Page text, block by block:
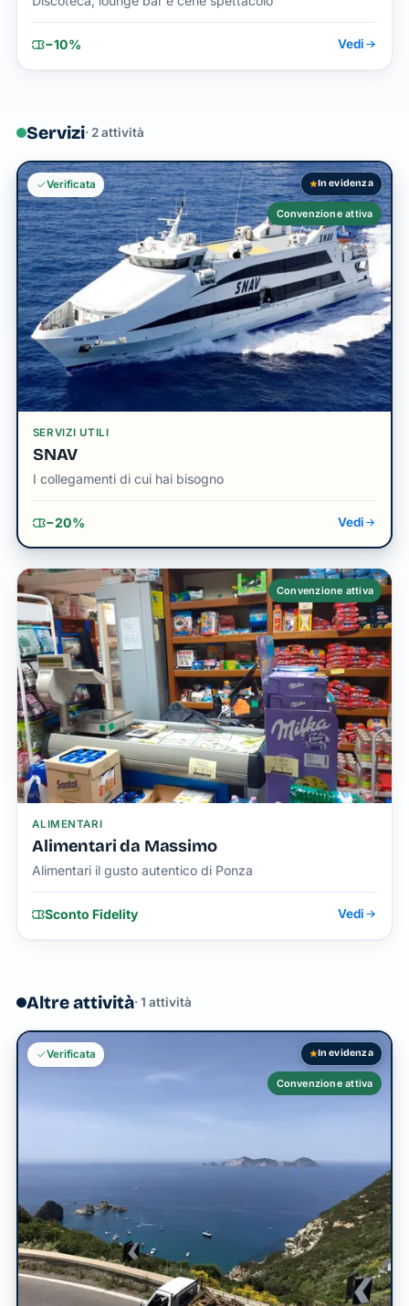
−10% Vedi
Servizi· 2 attività
SERVIZI UTILI
SNAV
I collegamenti di cui hai bisogno
−20% Vedi
Verificata
Convenzione attiva
In evidenza
ALIMENTARI
Alimentari da Massimo
Alimentari il gusto autentico di Ponza
Sconto Fidelity Vedi
Convenzione attiva
Altre attività· 1 attività
Verificata
Convenzione attiva
In evidenza